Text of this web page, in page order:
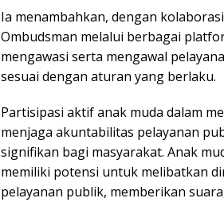
Ia menambahkan, dengan
Ombudsman melalui berbagai
mengawasi serta mengawal
sesuai dengan aturan yang berlaku.
Partisipasi aktif anak muda dalam
menjaga akuntabilitas pelayanan
signifikan bagi masyarakat. Anak
memiliki potensi untuk melibatkan
pelayanan publik, memberikan